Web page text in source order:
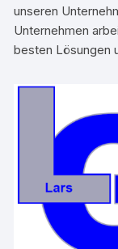
unseren
Unternehmen
besten Lösungen